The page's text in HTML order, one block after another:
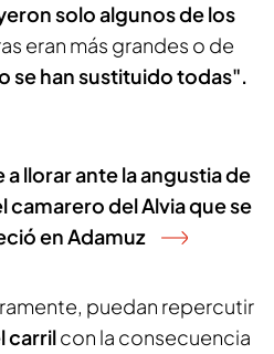
solo algunos de los
eran más grandes o de
se han sustituido todas".
llorar ante la angustia de
camarero del Alvia que se
en Adamuz
puedan repercutir
carrilcon la consecuencia